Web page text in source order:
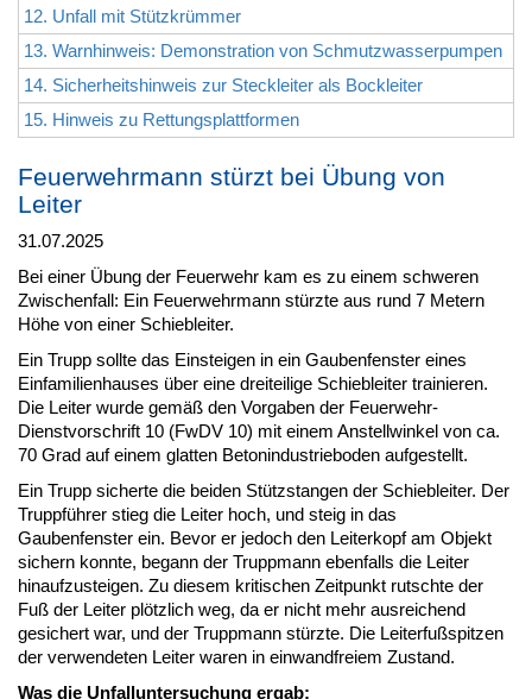
12. Unfall mit Stützkrümmer
13. Warnhinweis: Demonstration von Schmutzwasserpumpen
14. Sicherheitshinweis zur Steckleiter als Bockleiter
15. Hinweis zu Rettungsplattformen
Feuerwehrmann stürzt bei Übung von
Leiter
31.07.2025
Bei einer Übung der Feuerwehr kam es zu einem schweren
Zwischenfall: Ein Feuerwehrmann stürzte aus rund 7 Metern
Höhe von einer Schiebleiter.
Ein Trupp sollte das Einsteigen in ein Gaubenfenster eines
Einfamilienhauses über eine dreiteilige Schiebleiter trainieren.
Die Leiter wurde gemäß den Vorgaben der Feuerwehr-
Dienstvorschrift 10 (FwDV 10) mit einem Anstellwinkel von ca.
70 Grad auf einem glatten Betonindustrieboden aufgestellt.
Ein Trupp sicherte die beiden Stützstangen der Schiebleiter. Der
Truppführer stieg die Leiter hoch, und steig in das
Gaubenfenster ein. Bevor er jedoch den Leiterkopf am Objekt
sichern konnte, begann der Truppmann ebenfalls die Leiter
hinaufzusteigen. Zu diesem kritischen Zeitpunkt rutschte der
Fuß der Leiter plötzlich weg, da er nicht mehr ausreichend
gesichert war, und der Truppmann stürzte. Die Leiterfußspitzen
der verwendeten Leiter waren in einwandfreiem Zustand.
Was die Unfalluntersuchung ergab: